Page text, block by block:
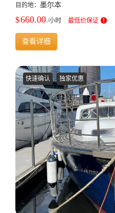
目的地： 墨尔本
$660.00 /小时 最低价保证
查看详细
快速确认 独家优惠